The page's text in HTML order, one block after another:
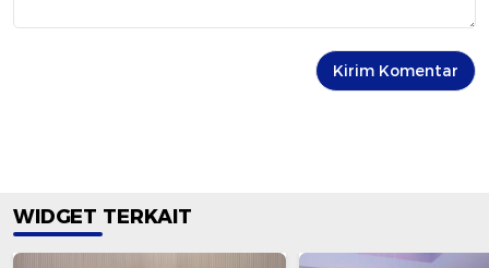
WIDGET TERKAIT